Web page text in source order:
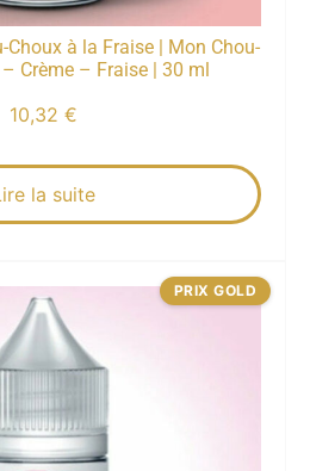
Choux à la Fraise | Mon Chou-
Crème – Fraise | 30 ml
10,32 €
la suite
PRIX GOLD